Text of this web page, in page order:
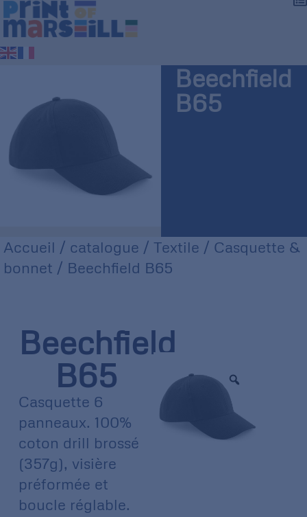
Beechfield
B65
Accueil / catalogue / Textile / Casquette &
bonnet / Beechfield B65
Beechfield
B65
Casquette 6
panneaux. 100%
coton drill brossé
(357g), visière
préformée et
boucle réglable.